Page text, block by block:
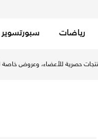
رياضات سبورتسوير
حصرية للأعضاء، وعروض خاصة